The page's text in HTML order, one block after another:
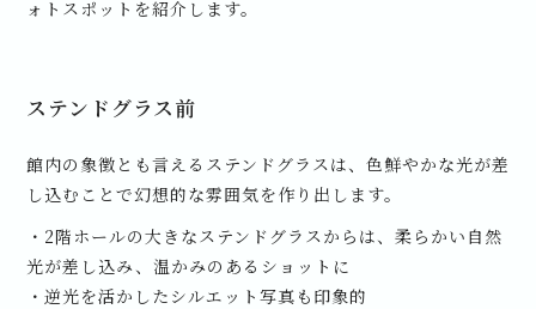
ォトスポットを紹介します。
ステンドグラス前
館内の象徴とも言えるステンドグラスは、色鮮やかな光が差
し込むことで幻想的な雰囲気を作り出します。
・2階ホールの大きなステンドグラスからは、柔らかい自然
光が差し込み、温かみのあるショットに
・逆光を活かしたシルエット写真も印象的